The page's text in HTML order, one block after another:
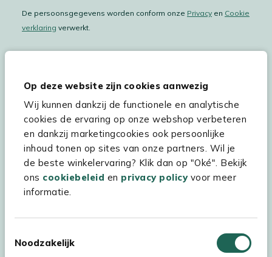
Op deze website zijn cookies aanwezig
Wij kunnen dankzij de functionele en analytische
cookies de ervaring op onze webshop verbeteren
en dankzij marketingcookies ook persoonlijke
inhoud tonen op sites van onze partners. Wil je
de beste winkelervaring? Klik dan op "Oké". Bekijk
ons cookiebeleid en privacy policyvoor meer
informatie.
Noodzakelijk
De persoonsgegevens worden conform onze Privacy en Cookie
verklaring verwerkt.
Hulp & service
Assortiment
Kees Smit Tuinmeubelen
Experience Stores XXL